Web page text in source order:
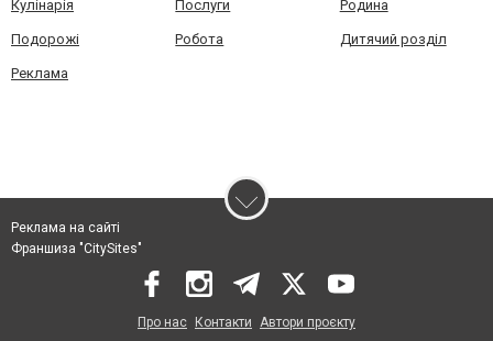
Кулінарія Послуги Родина
Подорожі Робота Дитячий розділ
Реклама
Реклама на сайті
Франшиза "CitySites"
Про нас Контакти Автори проєкту